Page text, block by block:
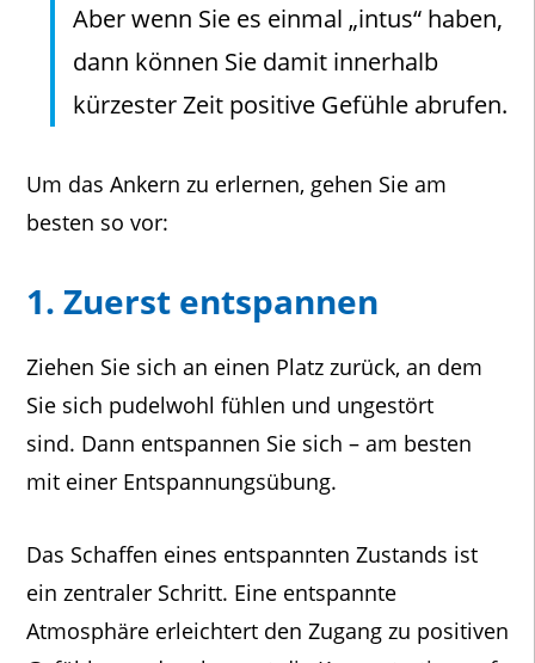
Aber wenn Sie es einmal „intus“ haben,
dann können Sie damit innerhalb
kürzester Zeit positive Gefühle abrufen.
Um das Ankern zu erlernen, gehen Sie am
besten so vor:
1. Zuerst entspannen
Ziehen Sie sich an einen Platz zurück, an dem
Sie sich pudelwohl fühlen und ungestört
sind. Dann entspannen Sie sich – am besten
mit einer Entspannungsübung.
Das Schaffen eines entspannten Zustands ist
ein zentraler Schritt. Eine entspannte
Atmosphäre erleichtert den Zugang zu positiven